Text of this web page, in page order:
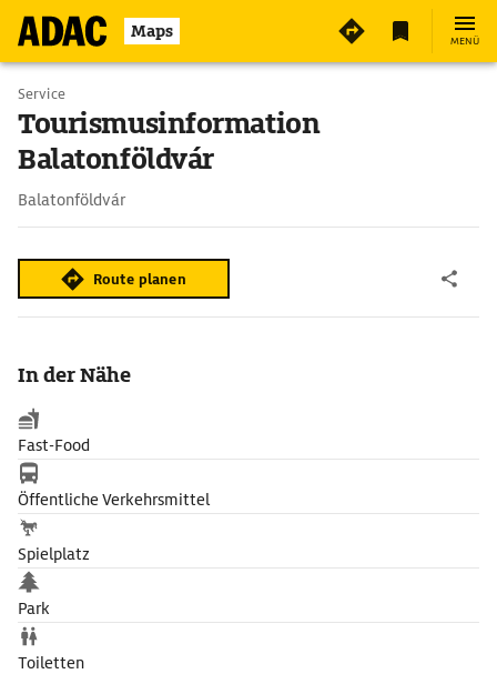
Maps MENÜ
Service
Tourismusinformation
Balatonföldvár
Balatonföldvár
Route planen
In der Nähe
Fast-Food
Öffentliche Verkehrsmittel
Spielplatz
Park
Toiletten